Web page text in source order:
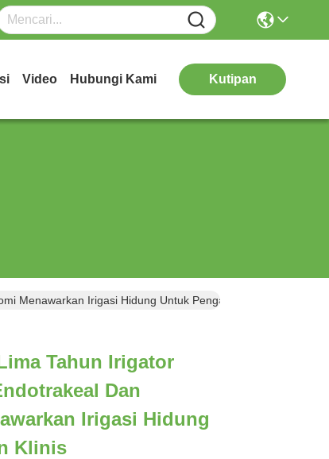
Video Hubungi Kami Kutipan
Menawarkan Irigasi Hidung Untuk Pengaturan Klinis
Tahun Irigator
Dan
Irigasi Hidung
Klinis